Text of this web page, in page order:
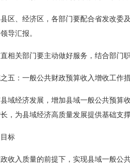
、经济区，各部门要配合省发改委及
导汇报。
关部门要主动做好服务，结合部门职
：一般公共财政预算收入增收工作
经济发展，增加县域一般公共预算收
，为县域经济高质量发展提供基础支
标
入质量的前提下，实现县域一般公